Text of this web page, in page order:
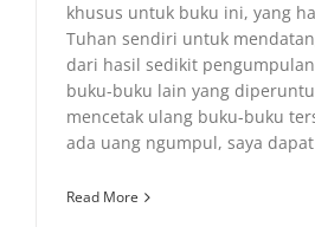
khusus untuk buku ini, yang
Tuhan sendiri untuk
dari hasil sedikit
buku-buku lain yang
mencetak ulang buku-buku
ada uang ngumpul, saya
Read More